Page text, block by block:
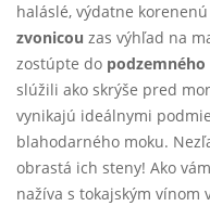
haláslé, výdatne
zvonicou zas výhľad na
zostúpte do
slúžili ako skrýše pred
vynikajú ideálnymi
blahodarného moku.
obrastá ich steny! Ako
nažíva s tokajským vínom